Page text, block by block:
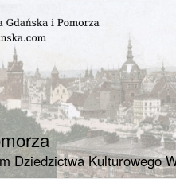
Dziedzictwa Kulturowego